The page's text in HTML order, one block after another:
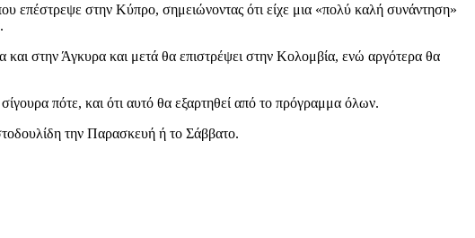
επέστρεψε στην Κύπρο, σημειώνοντας ότι είχε μια «πολύ καλή συνάντηση»
στην Άγκυρα και μετά θα επιστρέψει στην Κολομβία, ενώ αργότερα θα
πότε, και ότι αυτό θα εξαρτηθεί από το πρόγραμμα όλων.
την Παρασκευή ή το Σάββατο.